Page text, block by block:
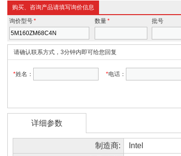
购买、咨询产品请填写询价信息
询价型号* 数量* 批号
请确认联系方式，3分钟内即可给您回复
*姓名： *电话：
详细参数
制造商:
Intel